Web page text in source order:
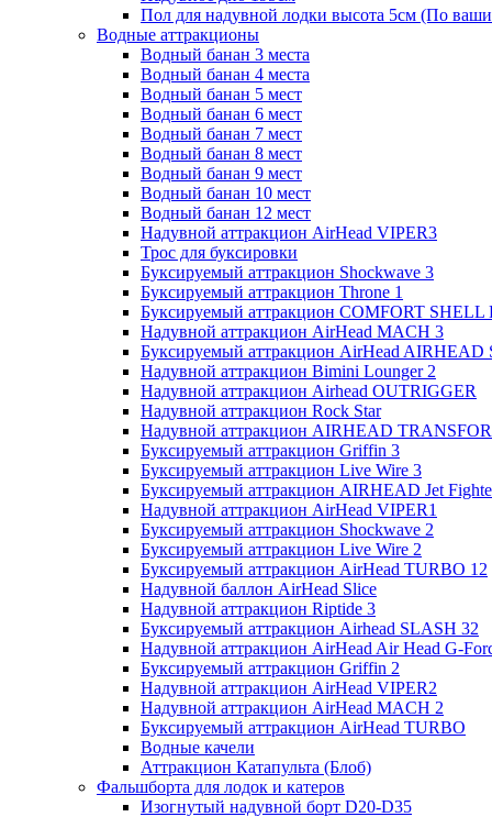
Пол для надувной лодки высота 5см (По
Водные аттракционы
Водный банан 3 места
Водный банан 4 места
Водный банан 5 мест
Водный банан 6 мест
Водный банан 7 мест
Водный банан 8 мест
Водный банан 9 мест
Водный банан 10 мест
Водный банан 12 мест
Надувной аттракцион AirHead VIPER3
Трос для буксировки
Буксируемый аттракцион Shockwave 3
Буксируемый аттракцион Throne 1
Буксируемый аттракцион COMFORT SHELL
Надувной аттракцион AirHead MACH 3
Буксируемый аттракцион AirHead AIRHEAD
Надувной аттракцион Bimini Lounger 2
Надувной аттракцион Airhead OUTRIGGER
Надувной аттракцион Rock Star
Надувной аттракцион AIRHEAD
Буксируемый аттракцион Griffin 3
Буксируемый аттракцион Live Wire 3
Буксируемый аттракцион AIRHEAD Jet
Надувной аттракцион AirHead VIPER1
Буксируемый аттракцион Shockwave 2
Буксируемый аттракцион Live Wire 2
Буксируемый аттракцион AirHead TURBO 12
Надувной баллон AirHead Slice
Надувной аттракцион Riptide 3
Буксируемый аттракцион Airhead SLASH 32
Надувной аттракцион AirHead Air Head G-
Буксируемый аттракцион Griffin 2
Надувной аттракцион AirHead VIPER2
Надувной аттракцион AirHead MACH 2
Буксируемый аттракцион AirHead TURBO
Водные качели
Аттракцион Катапульта (Блоб)
Фальшборта для лодок и катеров
Изогнутый надувной борт D20-D35